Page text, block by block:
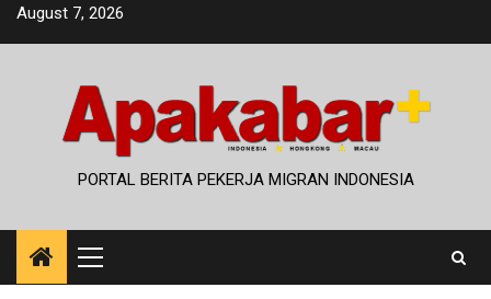
SkipAugust 7, 2026
PORTAL BERITA PEKERJA MIGRAN INDONESIA
Primary
Menu